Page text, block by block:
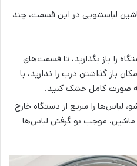
لباسشویی در این قسمت، چند
را باز بگذارید، تا قسمت‌های
باز گذاشتن درب را ندارید، با
صورت کامل خشک کنید.
لباس‌ها را سریع از دستگاه خارج
موجب بو گرفتن لباس‌ها